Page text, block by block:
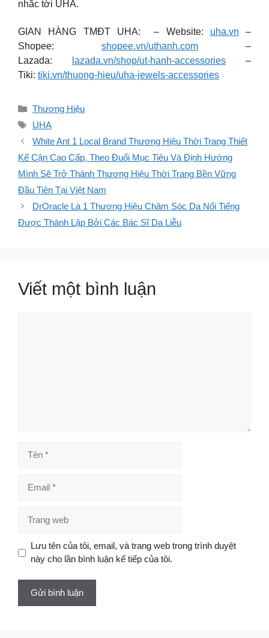
nhắc tới UHA.
GIAN HÀNG TMĐT UHA: – Website: uha.vn –
Shopee: shopee.vn/uthanh.com –
Lazada:
lazada.vn/shop/ut-hanh-accessories –
Tiki: tiki.vn/thuong-hieu/uha-jewels-accessories
Danh
mục
Thương Hiệu
Thẻ
UHA
White Ant 1 Local Brand Thương Hiệu Thời Trang Thiết
Kế Cận Cao Cấp, Theo Đuổi Mục Tiêu Và Định Hướng
Mình Sẽ Trở Thành Thương Hiệu Thời Trang Bền Vững
Đầu Tiên Tại Việt Nam
DrOracle Là 1 Thương Hiệu Chăm Sóc Da Nổi Tiếng
Được Thành Lập Bởi Các Bác Sĩ Da Liễu
Viết một bình luận
web
Lưu tên của tôi, email, và trang web trong trình duyệt
này cho lần bình luận kế tiếp của tôi.